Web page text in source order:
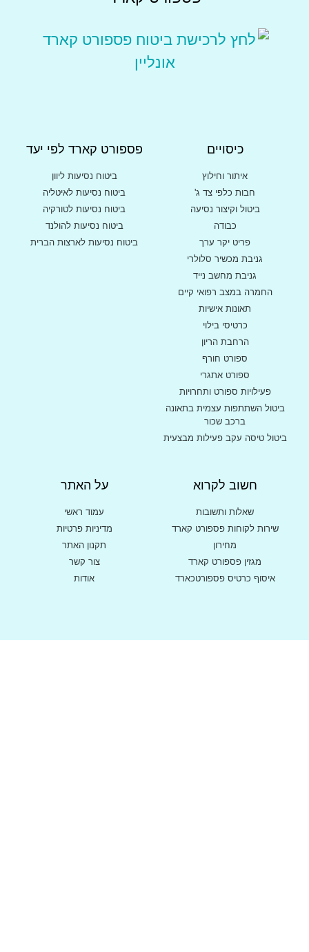
כיסויים
איתור וחילוץ
חבות כלפי צד ג'
ביטול וקיצור נסיעה
כבודה
פריט יקר ערך
גניבת מכשיר סלולרי
גניבת מחשב נייד
החמרה במצב רפואי קיים
תאונות אישיות
כרטיסי בילוי
הרחבת הריון
ספורט חורף
ספורט אתגרי
פעילויות ספורט ותחרויות
ביטול השתתפות עצמית בתאונה
ברכב שכור
ביטול טיסה עקב פעילות מבצעית
פספורט קארד לפי יעד
ביטוח נסיעות ליוון
ביטוח נסיעות לאיטליה
ביטוח נסיעות לטורקיה
ביטוח נסיעות להולנד
ביטוח נסיעות לארצות הברית
חשוב לקרוא
שאלות ותשובות
שירות לקוחות פספורט קארד
מחירון
מגזין פספורט קארד
איסוף כרטיס פספורטכארד
על האתר
עמוד ראשי
מדיניות פרטיות
תקנון האתר
צור קשר
אודות